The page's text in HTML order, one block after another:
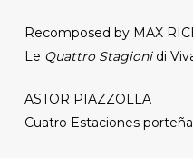
Recomposed by MAX
Le Quattro Stagionidi
ASTOR PIAZZOLLA
Cuatro Estaciones